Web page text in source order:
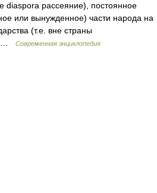
diaspora рассеяние), постоянное
или вынужденное) части народа на
(т.е. вне страны
…
Современная энциклопедия